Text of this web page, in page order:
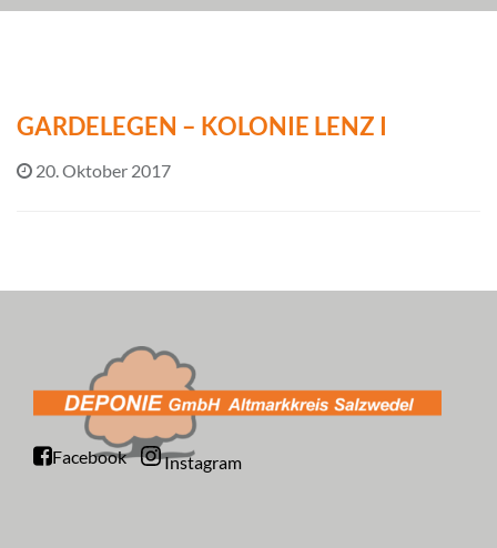
GARDELEGEN – KOLONIE LENZ I
20. Oktober 2017
Facebook Instagram